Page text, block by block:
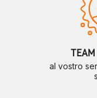
TEAM
al vostro